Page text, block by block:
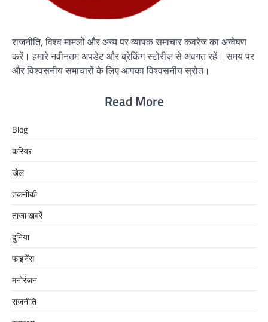
राजनीति, विश्व मामलों और अन्य पर व्यापक समाचार कवरेज का अन्वेषण
करें। हमारे नवीनतम अपडेट और ब्रेकिंग स्टोरीज़ से अवगत रहें। समय पर
और विश्वसनीय समाचारों के लिए आपका विश्वसनीय स्रोत।
Read More
Blog
करियर
खेल
तकनीकी
ताजा खबरें
दुनिया
फाइनेंस
मनोरंजन
राजनीति